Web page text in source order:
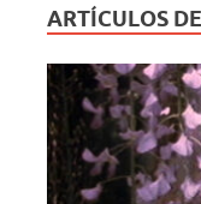
ARTÍCULOS